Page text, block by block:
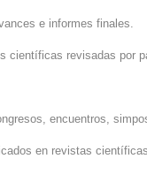
e informes finales.
científicas revisadas por
encuentros,
en revistas